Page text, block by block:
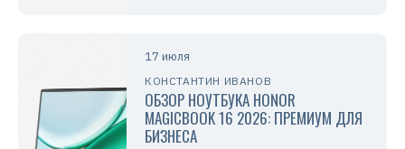
17 июля
КОНСТАНТИН ИВАНОВ
ОБЗОР НОУТБУКА HONOR
MAGICBOOK 16 2026: ПРЕМИУМ ДЛЯ
БИЗНЕСА